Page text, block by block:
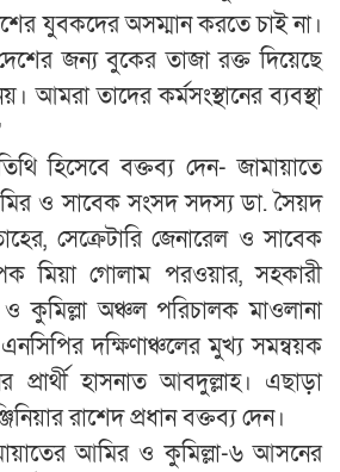
যুবকদের অসম্মান করতে চাই না।
জন্য বুকের তাজা রক্ত দিয়েছে
আমরা তাদের কর্মসংস্থানের ব্যবস্থা
হিসেবে বক্তব্য দেন- জামায়াতে
ও সাবেক সংসদ সদস্য ডা. সৈয়দ
সেক্রেটারি জেনারেল ও সাবেক
মিয়া গোলাম পরওয়ার, সহকারী
ও কুমিল্লা অঞ্চল পরিচালক মাওলানা
দক্ষিণাঞ্চলের মুখ্য সমন্বয়ক
হাসনাত আবদুল্লাহ। এছাড়া
রাশেদ প্রধান বক্তব্য দেন।
আমির ও কুমিল্লা-৬ আসনের